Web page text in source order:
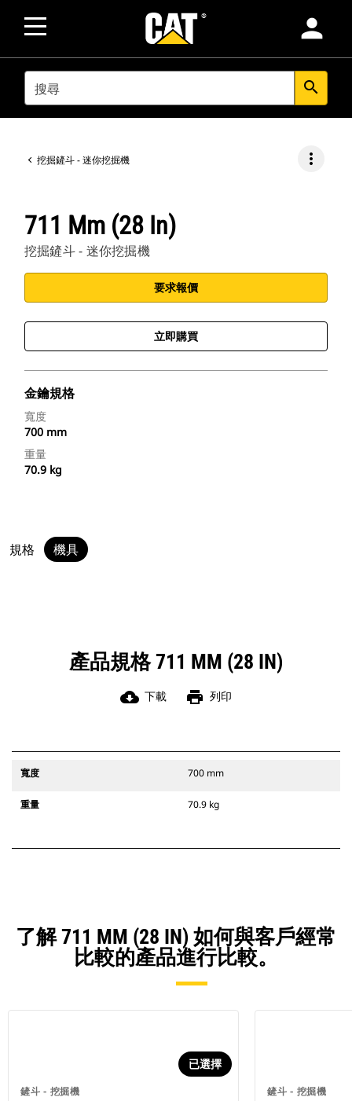
person
SEARCH search
挖掘鏟斗 - 迷你挖掘機 more_vert
711 Mm (28 In)
挖掘鏟斗 - 迷你挖掘機
要求報價
立即購買
金鑰規格
寬度
700 mm
重量
70.9 kg
規格 機具
產品規格 711 MM (28 IN)
cloud_download 下載 print 列印
寬度 700 mm
重量 70.9 kg
了解 711 MM (28 IN) 如何與客戶經常
比較的產品進行比較。
鏟斗 - 挖掘機
已選擇
鏟斗 - 挖掘機